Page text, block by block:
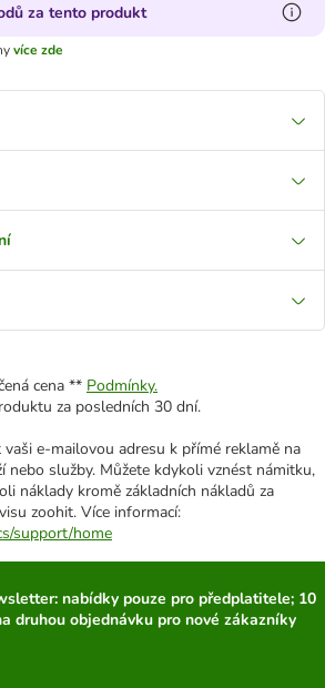
za tento produkt
více zde
cena ** Podmínky.
za posledních 30 dní.
e-mailovou adresu k přímé reklamě na
nebo služby. Můžete kdykoli vznést námitku,
náklady kromě základních nákladů za
zoohit. Více informací:
support/home
nabídky pouze pro předplatitele; 10
druhou objednávku pro nové zákazníky